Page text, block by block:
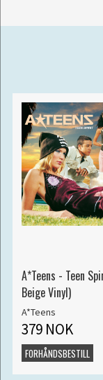
A*Teens - Teen
Beige Vinyl)
A*Teens
379 NOK
FORHÅNDSBESTILL